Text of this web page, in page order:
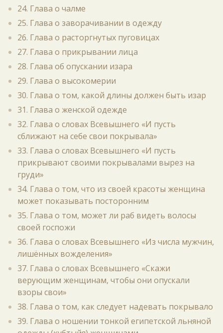
24. Глава о чалме
25. Глава о заворачивании в одежду
26. Глава о расторгнутых пуговицах
27. Глава о прикрывании лица
28. Глава об опускании изара
29. Глава о высокомерии
30. Глава о том, какой длины должен быть изар
31. Глава о женской одежде
32. Глава о словах Всевышнего «И пусть
сближают на себе свои покрывала»
33. Глава о словах Всевышнего «И пусть
прикрывают своими покрывалами вырез на
груди»
34. Глава о том, что из своей красоты женщина
может показывать посторонним
35. Глава о том, может ли раб видеть волосы
своей госпожи
36. Глава о словах Всевышнего «Из числа мужчин,
лишённых вожделения»
37. Глава о словах Всевышнего «Скажи
верующим женщинам, чтобы они опускали
взоры свои»
38. Глава о том, как следует надевать покрывало
39. Глава о ношении тонкой египетской льняной